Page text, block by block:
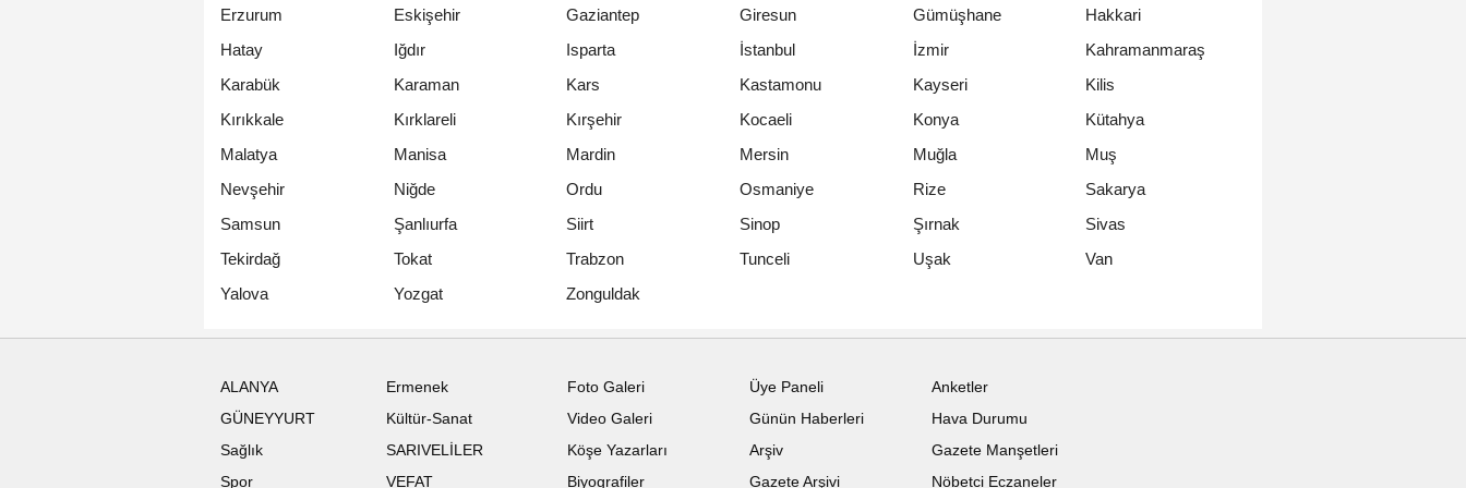
Erzurum
Eskişehir Gaziantep Giresun Gümüşhane
Hakkari
Hatay
Iğdır Isparta İstanbul İzmir
Kahramanmaraş
Karabük
Karaman Kars Kastamonu Kayseri
Kilis
Kırıkkale
Kırklareli Kırşehir Kocaeli Konya
Kütahya
Malatya
Manisa Mardin Mersin Muğla
Muş
Nevşehir
Niğde Ordu Osmaniye Rize
Sakarya
Samsun
Şanlıurfa Siirt Sinop Şırnak
Sivas
Tekirdağ
Tokat Trabzon Tunceli Uşak
Van
Yalova
Yozgat Zonguldak
ALANYA
Ermenek
GÜNEYYURT
Kültür-Sanat
Sağlık
SARIVELİLER
Spor
VEFAT
Foto Galeri
Video Galeri
Köşe Yazarları
Biyografiler
Üye Paneli
Günün Haberleri
Arşiv
Gazete Arşivi
Anketler
Hava Durumu
Gazete Manşetleri
Nöbetci Eczaneler